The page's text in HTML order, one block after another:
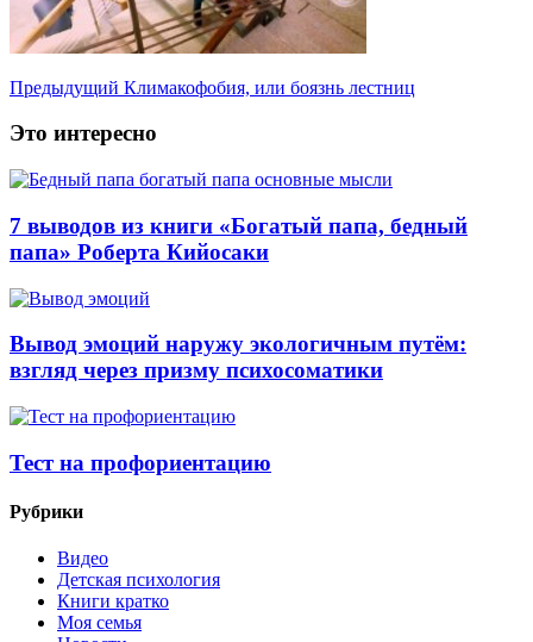
Предыдущий Климакофобия, или боязнь лестниц
Это интересно
7 выводов из книги «Богатый папа, бедный
папа» Роберта Кийосаки
Вывод эмоций наружу экологичным путём:
взгляд через призму психосоматики
Тест на профориентацию
Рубрики
Видео
Детская психология
Книги кратко
Моя семья